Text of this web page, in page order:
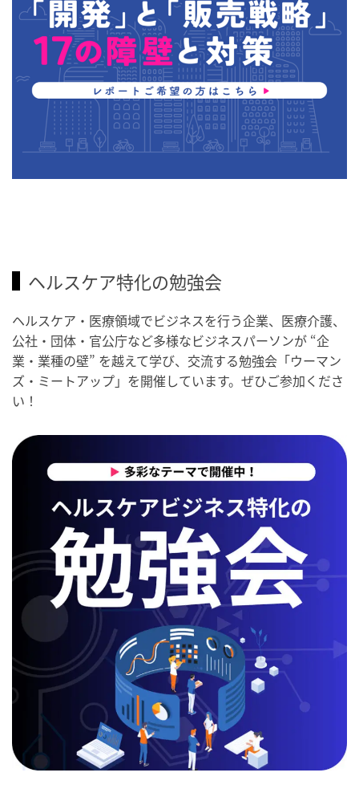
ヘルスケア特化の勉強会
ヘルスケア・医療領域でビジネスを行う企業、医療介護、
公社・団体・官公庁など多様なビジネスパーソンが “企
業・業種の壁” を越えて学び、交流する勉強会「ウーマン
ズ・ミートアップ」を開催しています。ぜひご参加くださ
い！